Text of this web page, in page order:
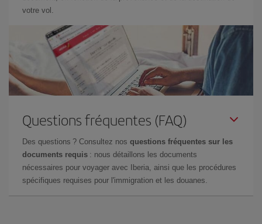
votre vol.
Questions fréquentes (FAQ)
Des questions ? Consultez nos questions fréquentes sur les
documents requis : nous détaillons les documents
nécessaires pour voyager avec Iberia, ainsi que les procédures
spécifiques requises pour l'immigration et les douanes.